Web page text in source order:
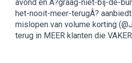
avond en Â?graag-niet-bij-de-
het-nooit-meer-terugÂ?
mislopen van volume korting
terug in MEER klanten die